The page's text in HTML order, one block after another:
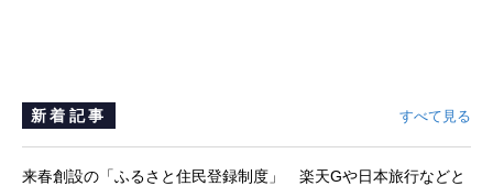
新着記事 すべて見る
来春創設の「ふるさと住民登録制度」 楽天Gや日本旅行などと